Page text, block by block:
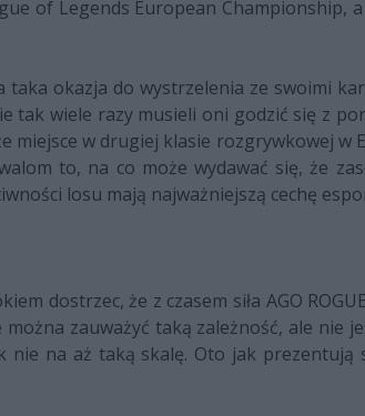
of Legends European Championship,
okazja do wystrzelenia ze swoimi
tak wiele razy musieli oni godzić się z
miejsce w drugiej klasie rozgrywkowej
to, na co może wydawać się, że
losu mają najważniejszą cechę
dostrzec, że z czasem siła AGO
zauważyć taką zależność, ale nie
nie na aż taką skalę. Oto jak